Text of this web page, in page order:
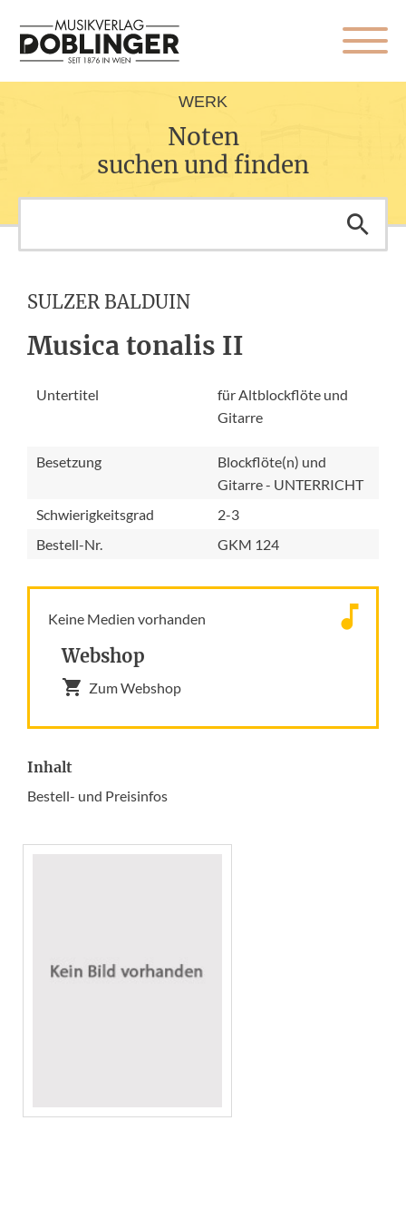
WERK
Noten
suchen und finden
SULZER BALDUIN
Musica tonalis II
Untertitel
für Altblockflöte und
Gitarre
Besetzung
Blockflöte(n) und
Gitarre - UNTERRICHT
Schwierigkeitsgrad
2-3
Bestell-Nr.
GKM 124
Keine Medien vorhanden
Webshop
Zum Webshop
Inhalt
Bestell- und Preisinfos